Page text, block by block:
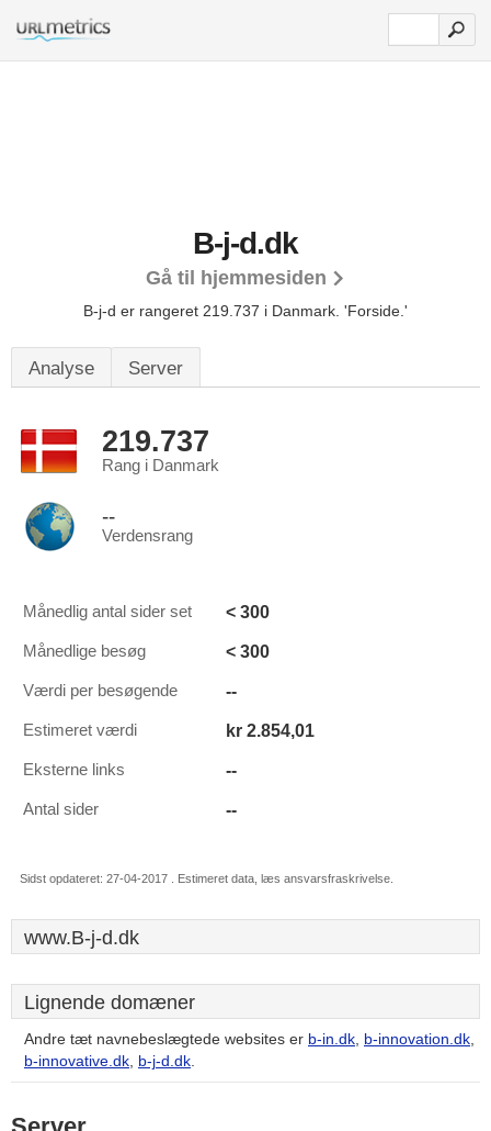
B-j-d.dk
Gå til hjemmesiden
B-j-d er rangeret 219.737 i Danmark. 'Forside.'
Analyse Server
219.737
Rang i Danmark
--
Verdensrang
Månedlig antal sider set < 300
Månedlige besøg < 300
Værdi per besøgende --
Estimeret værdi kr 2.854,01
Eksterne links --
Antal sider --
Sidst opdateret: 27-04-2017 . Estimeret data, læs ansvarsfraskrivelse.
www.B-j-d.dk
Lignende domæner
Andre tæt navnebeslægtede websites er b-in.dk, b-innovation.dk,
b-innovative.dk, b-j-d.dk.